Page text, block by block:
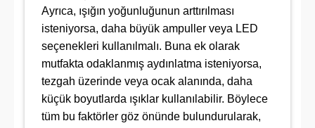
Ayrıca, ışığın yoğunluğunun arttırılması
isteniyorsa, daha büyük ampuller veya LED
seçenekleri kullanılmalı. Buna ek olarak
mutfakta odaklanmış aydınlatma isteniyorsa,
tezgah üzerinde veya ocak alanında, daha
küçük boyutlarda ışıklar kullanılabilir. Böylece
tüm bu faktörler göz önünde bulundurularak,